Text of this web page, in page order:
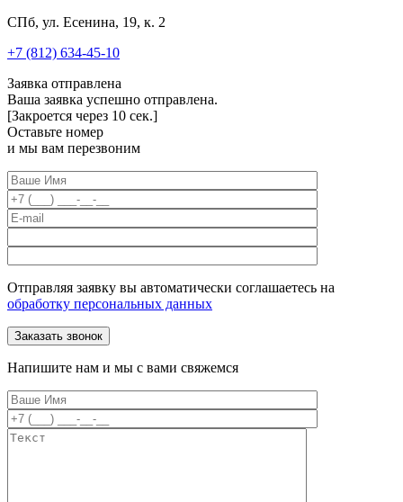
СПб, ул. Есенина, 19, к. 2
+7 (812) 634-45-10
Заявка отправлена
Ваша заявка успешно отправлена.
[Закроется через 10 сек.]
Оставьте номер
и мы вам перезвоним
Отправляя заявку вы автоматически соглашаетесь на
обработку персональных данных
Напишите нам и мы с вами свяжемся